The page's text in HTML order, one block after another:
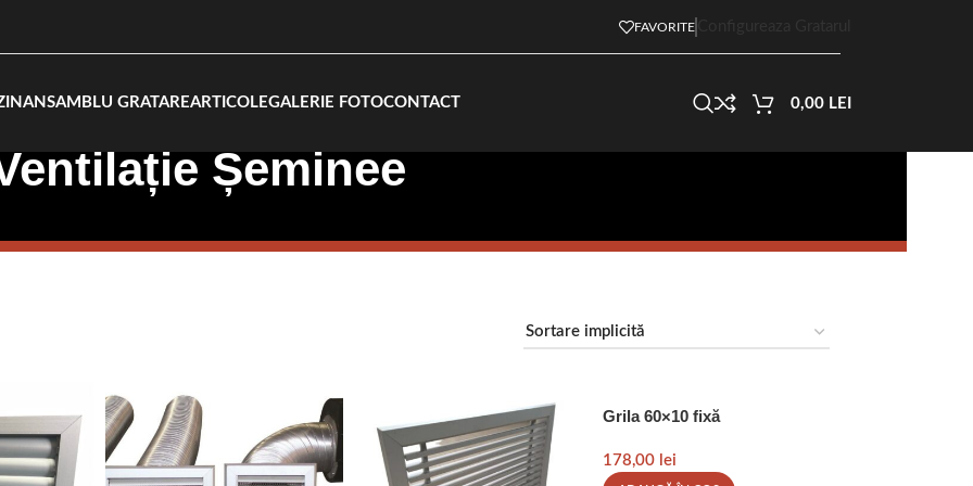
FAVORITE
ANSAMBLU GRATAREARTICOLEGALERIE FOTOCONTACT 0,00 LEI
Șeminee
Grila 60×10 fixă
178,00 lei